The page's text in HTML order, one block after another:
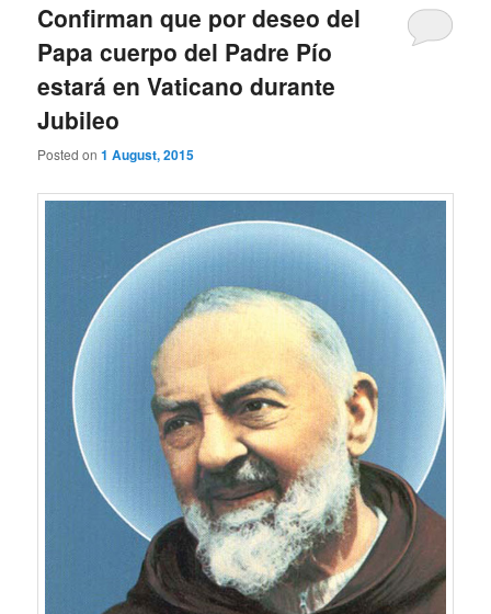
Confirman que por deseo del
Papa cuerpo del Padre Pío
estará en Vaticano durante
Jubileo
Posted on1 August, 2015